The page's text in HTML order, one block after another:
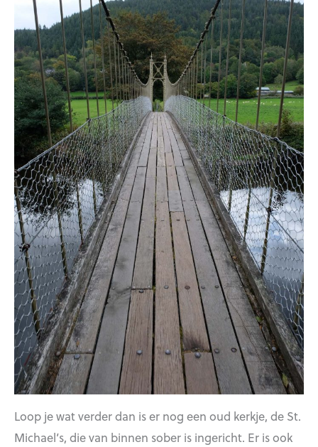
Loop je wat verder dan is er nog een oud kerkje, de St.
Michael’s, die van binnen sober is ingericht. Er is ook